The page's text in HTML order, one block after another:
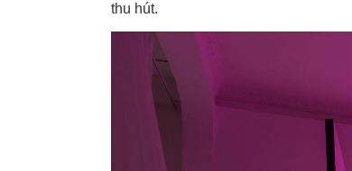
thu hút.